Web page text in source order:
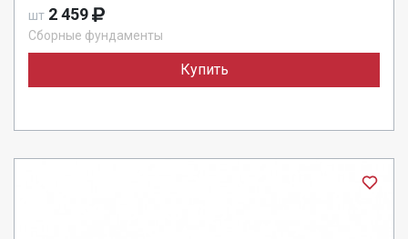
шт 2 459
Сборные фундаменты
Купить